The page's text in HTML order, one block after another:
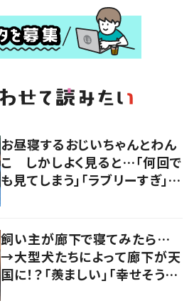
お昼寝するおじいちゃんとわん
こ しかしよく見ると…「何回で
も見てしまう」「ラブリーすぎ」の
飼い主が廊下で寝てみたら…
→大型犬たちによって廊下が天
国に！？「羨ましい」「幸せそう」